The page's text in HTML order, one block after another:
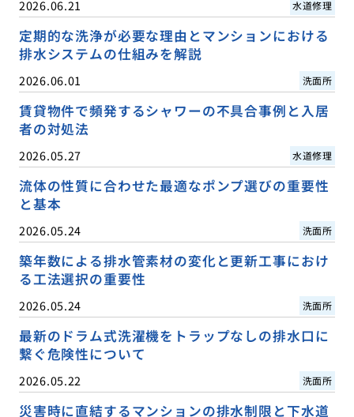
2026.06.21 水道修理
定期的な洗浄が必要な理由とマンションにおける
排水システムの仕組みを解説
2026.06.01 洗面所
賃貸物件で頻発するシャワーの不具合事例と入居
者の対処法
2026.05.27 水道修理
流体の性質に合わせた最適なポンプ選びの重要性
と基本
2026.05.24 洗面所
築年数による排水管素材の変化と更新工事におけ
る工法選択の重要性
2026.05.24 洗面所
最新のドラム式洗濯機をトラップなしの排水口に
繋ぐ危険性について
2026.05.22 洗面所
災害時に直結するマンションの排水制限と下水道